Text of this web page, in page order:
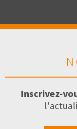
Inscrivez-